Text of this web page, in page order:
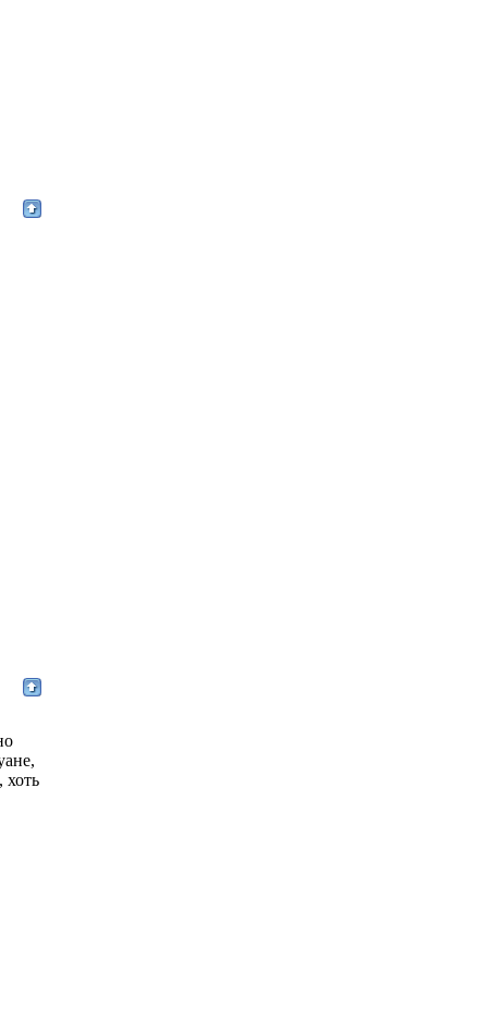
хоть